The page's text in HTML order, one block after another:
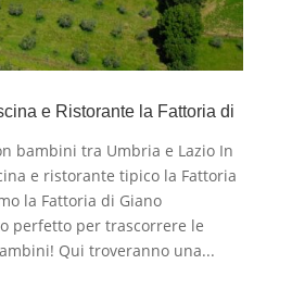
e Ristorante la Fattoria di
bambini tra Umbria e Lazio In
e ristorante tipico la Fattoria
la Fattoria di Giano
perfetto per trascorrere le
Qui troveranno una...